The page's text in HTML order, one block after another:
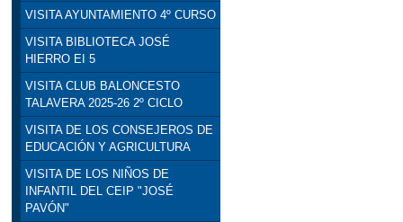
VISITA AYUNTAMIENTO 4º CURSO
VISITA BIBLIOTECA JOSÉ
HIERRO EI 5
VISITA CLUB BALONCESTO
TALAVERA 2025-26 2º CICLO
VISITA DE LOS CONSEJEROS DE
EDUCACIÓN Y AGRICULTURA
VISITA DE LOS NIÑOS DE
INFANTIL DEL CEIP "JOSÉ
PAVÓN"